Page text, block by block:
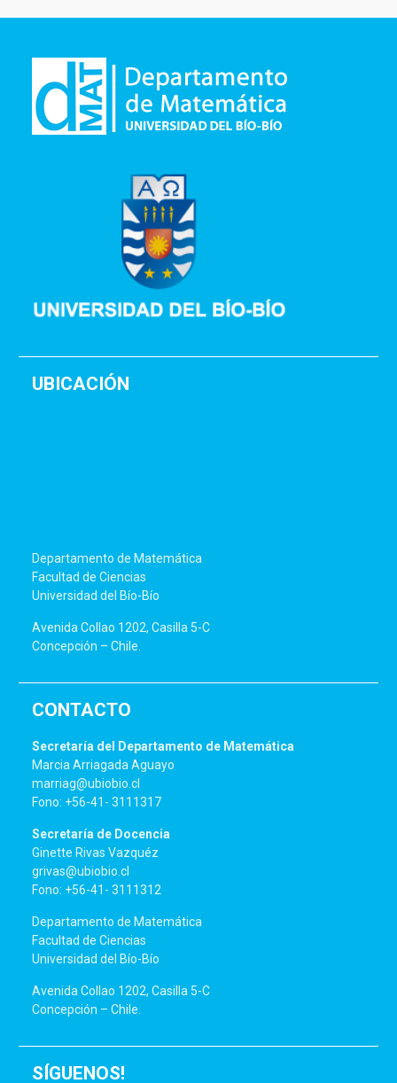
UBICACIÓN
Departamento de Matemática
Facultad de Ciencias
Universidad del Bío-Bío
Avenida Collao 1202, Casilla 5-C
Concepción – Chile.
CONTACTO
Secretaría del Departamento de Matemática
Marcia Arriagada Aguayo
marriag@ubiobio.cl
Fono: +56-41- 3111317
Secretaría de Docencia
Ginette Rivas Vazquéz
grivas@ubiobio.cl
Fono: +56-41- 3111312
Departamento de Matemática
Facultad de Ciencias
Universidad del Bío-Bío
Avenida Collao 1202, Casilla 5-C
Concepción – Chile.
SÍGUENOS!